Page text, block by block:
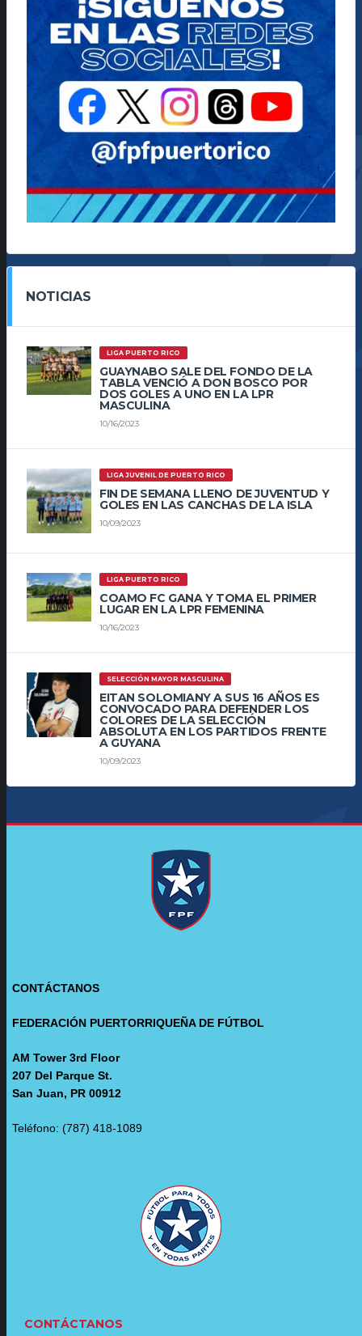
NOTICIAS
LIGA PUERTO RICO
GUAYNABO SALE DEL FONDO DE LA
TABLA VENCIÓ A DON BOSCO POR
DOS GOLES A UNO EN LA LPR
MASCULINA
10/16/2023
LIGA JUVENIL DE PUERTO RICO
FIN DE SEMANA LLENO DE JUVENTUD Y
GOLES EN LAS CANCHAS DE LA ISLA
10/09/2023
LIGA PUERTO RICO
COAMO FC GANA Y TOMA EL PRIMER
LUGAR EN LA LPR FEMENINA
10/16/2023
SELECCIÓN MAYOR MASCULINA
EITAN SOLOMIANY A SUS 16 AÑOS ES
CONVOCADO PARA DEFENDER LOS
COLORES DE LA SELECCIÓN
ABSOLUTA EN LOS PARTIDOS FRENTE
A GUYANA
10/09/2023
CONTÁCTANOS
FEDERACIÓN PUERTORRIQUEÑA DE FÚTBOL
AM Tower 3rd Floor
207 Del Parque St.
San Juan, PR 00912
Teléfono: (787) 418-1089
CONTÁCTANOS